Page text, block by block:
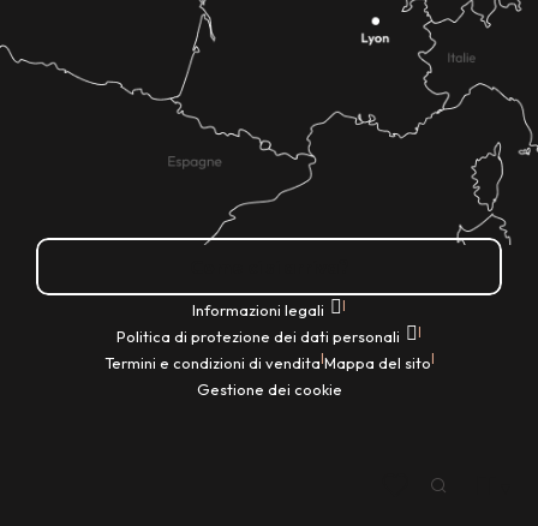
Informazioni legali |
Politica di protezione dei dati personali |
Termini e condizioni di vendita|Mappa del sito|
Gestione dei cookie